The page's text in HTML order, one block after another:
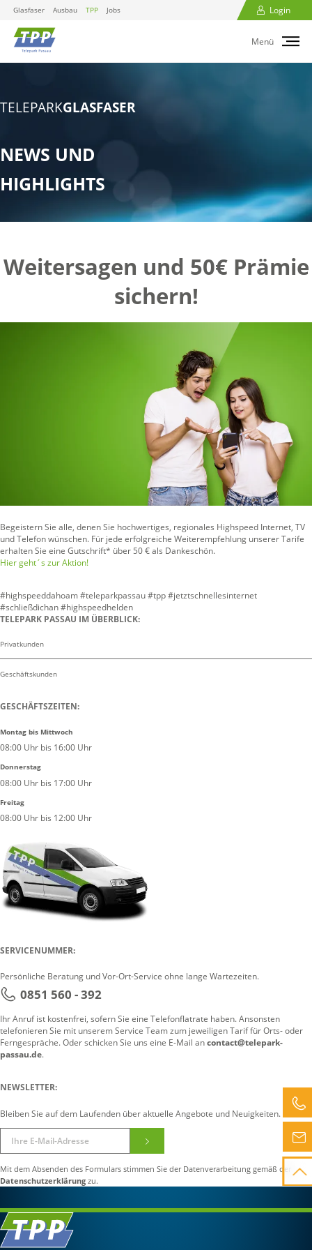
Glasfaser Ausbau TPP Jobs Login
Menü
TELEPARKGLASFASER
NEWS UND
HIGHLIGHTS
Weitersagen und 50€ Prämie
sichern!
Begeistern Sie alle, denen Sie hochwertiges, regionales Highspeed Internet, TV
und Telefon wünschen. Für jede erfolgreiche Weiterempfehlung unserer Tarife
erhalten Sie eine Gutschrift* über 50 € als Dankeschön.
Hier geht´s zur Aktion!
#highspeeddahoam #teleparkpassau #tpp #jetztschnellesinternet
#schließdichan #highspeedhelden
TELEPARK PASSAU IM ÜBERBLICK:
Privatkunden
Geschäftskunden
GESCHÄFTSZEITEN:
Montag bis Mittwoch
08:00 Uhr bis 16:00 Uhr
Donnerstag
08:00 Uhr bis 17:00 Uhr
Freitag
08:00 Uhr bis 12:00 Uhr
SERVICENUMMER:
Persönliche Beratung und Vor-Ort-Service ohne lange Wartezeiten.
0851 560 - 392
Ihr Anruf ist kostenfrei, sofern Sie eine Telefonflatrate haben. Ansonsten
telefonieren Sie mit unserem Service Team zum jeweiligen Tarif für Orts- oder
Ferngespräche. Oder schicken Sie uns eine E-Mail ancontact@telepark-
passau.de.
NEWSLETTER:
Bleiben Sie auf dem Laufenden über aktuelle Angebote und Neuigkeiten.
Mit dem Absenden des Formulars stimmen Sie der Datenverarbeitung gemäß der
Datenschutzerklärung zu.